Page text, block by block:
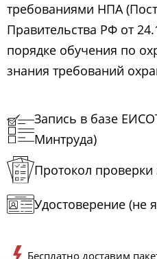
требованиями НПА
Правительства РФ от
порядке обучения по
знания требований
Запись в базе
Минтруда)
Протокол проверки
Удостоверение (не
Бесплатно доставим